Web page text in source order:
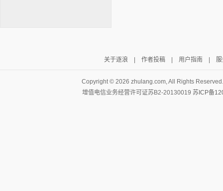
关于逐浪 作者投稿| 用户指南 服
Copyright © 2026 zhulang.com, All Rights
增值电信业务经营许可证苏B2-20130019 苏ICP备